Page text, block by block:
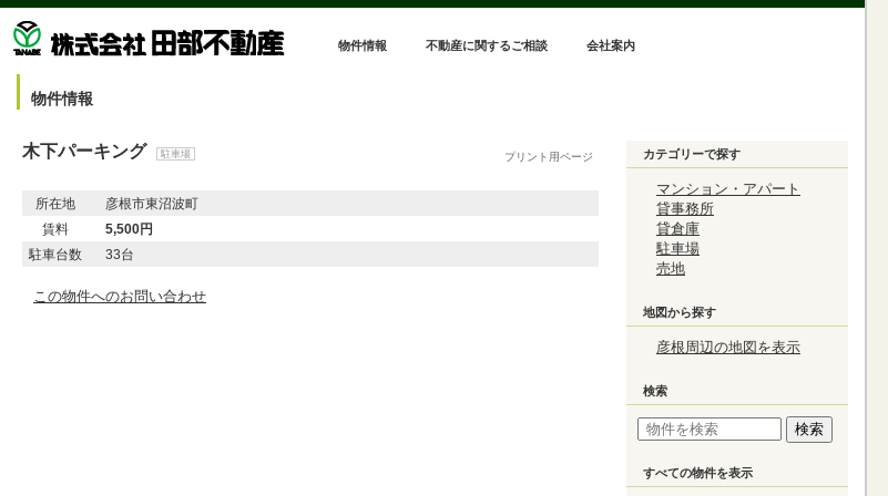
物件情報 不動産に関するご相談 会社案内
物件情報
木下パーキング 駐車場 プリント用ページ
所在地
彦根市東沼波町
賃料
5,500円
駐車台数
33台
この物件へのお問い合わせ
カテゴリーで探す
マンション・アパート
貸事務所
貸倉庫
駐車場
売地
地図から探す
彦根周辺の地図を表示
検索
すべての物件を表示